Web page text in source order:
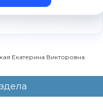
Екатерина Викторовна